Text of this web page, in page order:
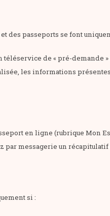
des passeports se font
de « pré-demande
les informations
en ligne (rubrique Mon
messagerie un
si :